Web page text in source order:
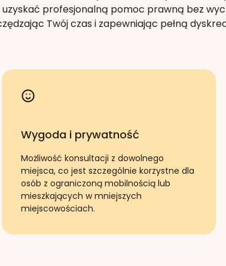
uzyskać profesjonalną pomoc prawną bez
Twój czas i zapewniając pełną
Wygoda i prywatność
Możliwość konsultacji z dowolnego
miejsca, co jest szczególnie korzystne dla
osób z ograniczoną mobilnością lub
mieszkających w mniejszych
miejscowościach.